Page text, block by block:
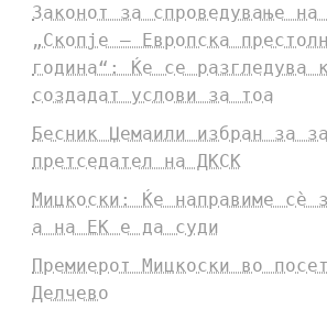
Законот за спроведување на
„Скопје – Европска
година“: Ќе се разгледува
создадат услови за тоа
Бесник Џемаили избран за
претседател на ДКСК
Мицкоски: Ќе направиме сè
а на ЕК е да суди
Премиерот Мицкоски во
Делчево